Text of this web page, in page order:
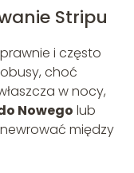
Stripu
i często
choć
w nocy,
Nowego lub
między